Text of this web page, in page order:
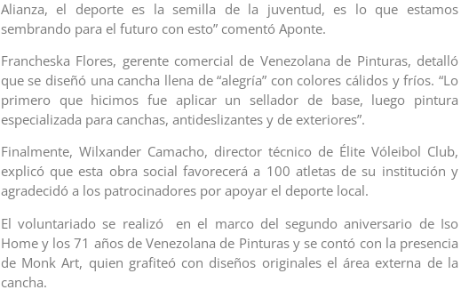
Alianza, el deporte es la semilla de la juventud, es lo que estamos
sembrando para el futuro con esto” comentó Aponte.
Francheska Flores, gerente comercial de Venezolana de Pinturas, detalló
que se diseñó una cancha llena de “alegría” con colores cálidos y fríos. “Lo
primero que hicimos fue aplicar un sellador de base, luego pintura
especializada para canchas, antideslizantes y de exteriores”.
Finalmente, Wilxander Camacho, director técnico de Élite Vóleibol Club,
explicó que esta obra social favorecerá a 100 atletas de su institución y
agradecidó a los patrocinadores por apoyar el deporte local.
El voluntariado se realizó en el marco del segundo aniversario de Iso
Home y los 71 años de Venezolana de Pinturas y se contó con la presencia
de Monk Art, quien grafiteó con diseños originales el área externa de la
cancha.